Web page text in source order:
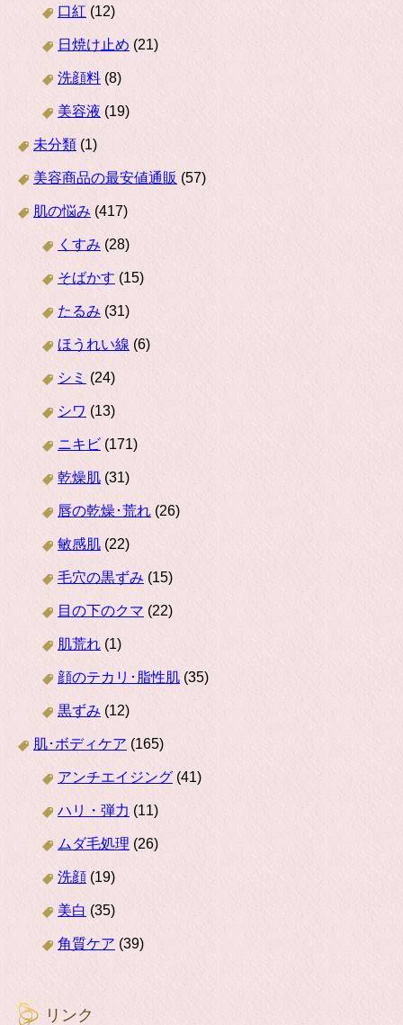
口紅 (12)
日焼け止め (21)
洗顔料 (8)
美容液 (19)
未分類 (1)
美容商品の最安値通販 (57)
肌の悩み (417)
くすみ (28)
そばかす (15)
たるみ (31)
ほうれい線 (6)
シミ (24)
シワ (13)
ニキビ (171)
乾燥肌 (31)
唇の乾燥･荒れ (26)
敏感肌 (22)
毛穴の黒ずみ (15)
目の下のクマ (22)
肌荒れ (1)
顔のテカリ･脂性肌 (35)
黒ずみ (12)
肌･ボディケア (165)
アンチエイジング (41)
ハリ・弾力 (11)
ムダ毛処理 (26)
洗顔 (19)
美白 (35)
角質ケア (39)
リンク